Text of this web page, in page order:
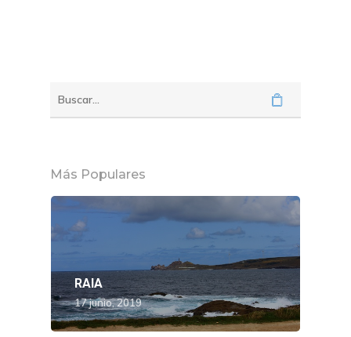
Más Populares
RAIA
17 junio, 2019